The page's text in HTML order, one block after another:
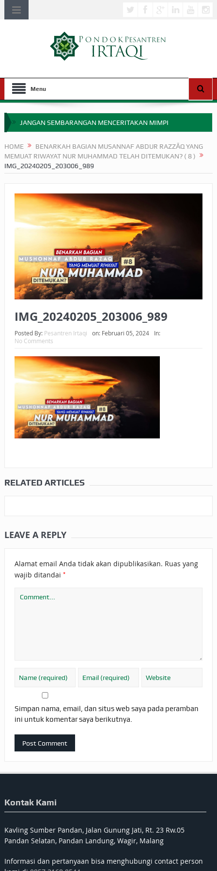
Menu
JANGAN SEMBARANGAN MENCERITAKAN MIMPI
MIMPI YANG DIABAIKAN MENJELANG PERANG BADAR
SEBELUM TIBA SAAT WAJIB?
HAKIKAT NIKMAT DI DUNIA!
BAGAIMANA CARA MEMBAYAR ZAKAT UANG?
UANG HARAM BISA MENJADI HALAL JIKA SEBAB
KEPEMILIKANNYA BERUBAH
ISTIDLAL BATIL VS ISTIDLAL SYAR’I
HUKUM MEMBAYAR ZAKAT KEPADA KERABAT SENDIRI
HOME
BENARKAH BAGIAN MUSANNAF ABDUR RAZZĀQ YANG
MEMUAT RIWAYAT NUR MUHAMMAD TELAH DITEMUKAN? ( 8 )
IMG_20240205_203006_989
IMG_20240205_203006_989
Posted By: Pesantren Irtaqi on: Februari 05, 2024
In:
No Comments
RELATED ARTICLES
LEAVE A REPLY
Alamat email Anda tidak akan dipublikasikan. Ruas yang
wajib ditandai *
Simpan nama, email, dan situs web saya pada peramban
ini untuk komentar saya berikutnya.
Kontak Kami
Kavling Sumber Pandan, Jalan Gunung Jati, Rt. 23 Rw.05
Pandan Selatan, Pandan Landung, Wagir, Malang
Informasi dan pertanyaan bisa menghubungi contact person